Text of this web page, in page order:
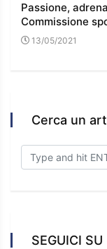
Passione,
Commissione
13/05/2021
Cerca un
SEGUICI SU